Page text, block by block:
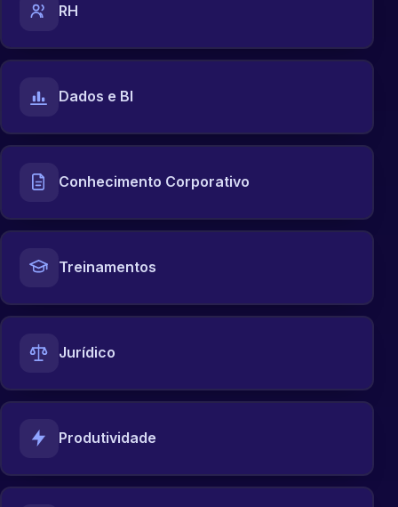
RH
Dados e BI
Conhecimento Corporativo
Treinamentos
Jurídico
Produtividade